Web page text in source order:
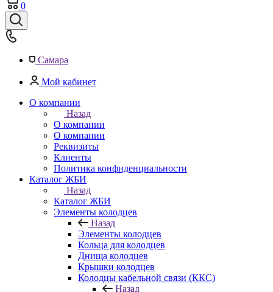
0
Самара
Мой кабинет
О компании
Назад
О компании
О компании
Реквизиты
Клиенты
Политика конфиденциальности
Каталог ЖБИ
Назад
Каталог ЖБИ
Элементы колодцев
Назад
Элементы колодцев
Кольца для колодцев
Днища колодцев
Крышки колодцев
Колодцы кабельной связи (ККС)
Назад